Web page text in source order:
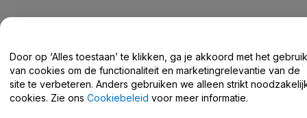
Helpcentrum / Neem Contact Met Ons Op
Door op ‘Alles toestaan’ te klikken, ga je akkoord met het gebruik
van cookies om de functionaliteit en marketingrelevantie van de
site te verbeteren. Anders gebruiken we alleen strikt
cookies. Zie ons Cookiebeleid voor meer informatie.